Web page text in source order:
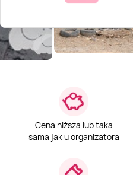
Cena niższa lub taka
sama jak u organizatora